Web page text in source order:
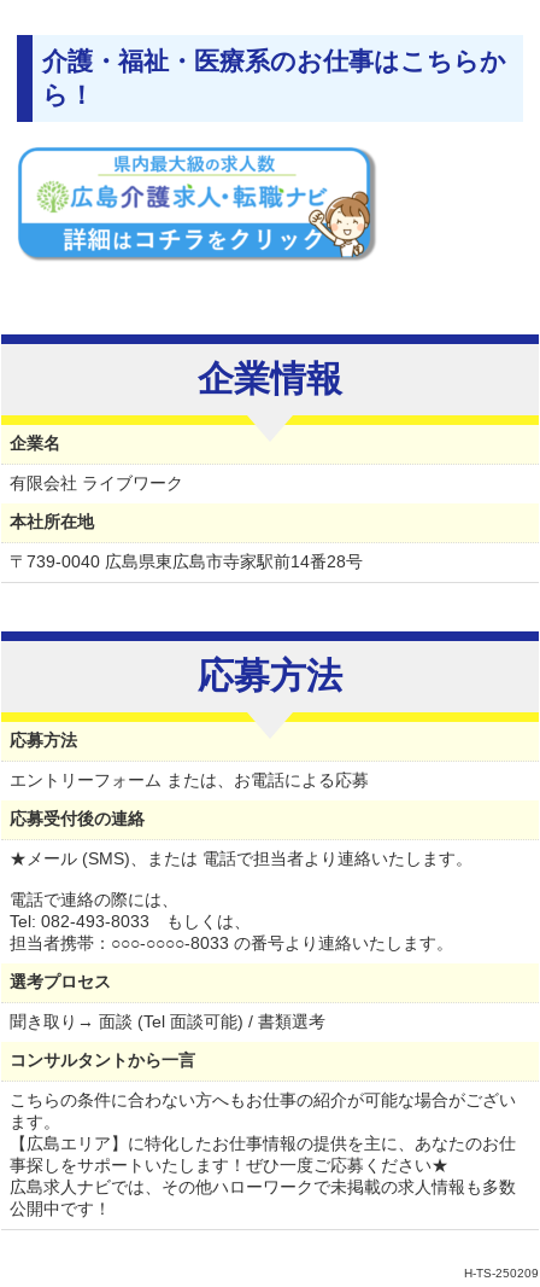
介護・福祉・医療系のお仕事はこちらか
ら！
企業情報
企業名
有限会社 ライブワーク
本社所在地
〒739-0040 広島県東広島市寺家駅前14番28号
応募方法
応募方法
エントリーフォーム または、お電話による応募
応募受付後の連絡
★メール (SMS)、または 電話で担当者より連絡いたします。
電話で連絡の際には、
Tel: 082-493-8033 もしくは、
担当者携帯：○○○-○○○○-8033 の番号より連絡いたします。
選考プロセス
聞き取り→ 面談 (Tel 面談可能) / 書類選考
コンサルタントから一言
こちらの条件に合わない方へもお仕事の紹介が可能な場合がござい
ます。
【広島エリア】に特化したお仕事情報の提供を主に、あなたのお仕
事探しをサポートいたします！ぜひ一度ご応募ください★
広島求人ナビでは、その他ハローワークで未掲載の求人情報も多数
公開中です！
H-TS-250209